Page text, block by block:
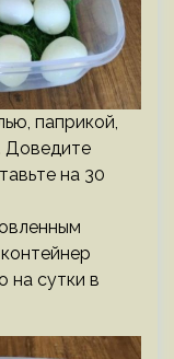
паприкой,
Доведите
на 30
на сутки в